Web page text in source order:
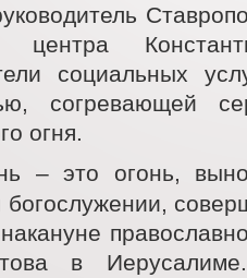
центра
социальных
согревающей
огня.
– это огонь,
богослужении,
в